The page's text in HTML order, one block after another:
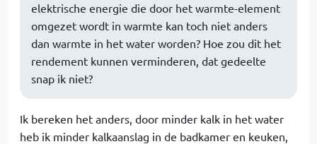
elektrische energie die door het warmte-element
omgezet wordt in warmte kan toch niet anders
dan warmte in het water worden? Hoe zou dit het
rendement kunnen verminderen, dat gedeelte
snap ik niet?
Ik bereken het anders, door minder kalk in het water
heb ik minder kalkaanslag in de badkamer en keuken,